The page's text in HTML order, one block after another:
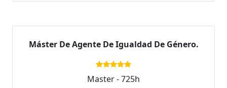
Máster De Agente De Igualdad De Género.
Master - 725h